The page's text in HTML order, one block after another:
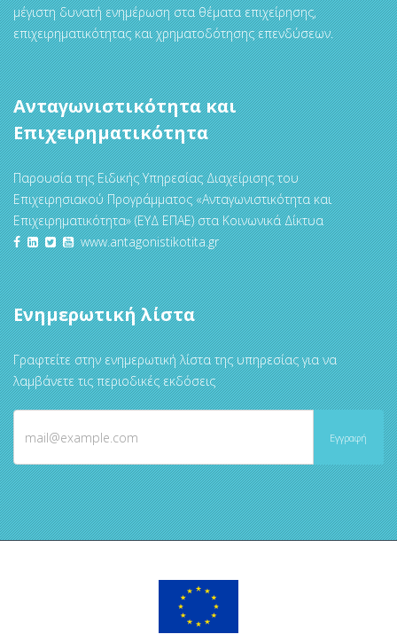
μέγιστη δυνατή ενημέρωση στα θέματα επιχείρησης,
επιχειρηματικότητας και χρηματοδότησης επενδύσεων.
Ανταγωνιστικότητα και
Επιχειρηματικότητα
Παρουσία της Ειδικής Υπηρεσίας Διαχείρισης του
Επιχειρησιακού Προγράμματος «Ανταγωνιστικότητα και
Επιχειρηματικότητα» (ΕΥΔ ΕΠΑΕ) στα Κοινωνικά Δίκτυα
www.antagonistikotita.gr
Ενημερωτική λίστα
Γραφτείτε στην ενημερωτική λίστα της υπηρεσίας για να
λαμβάνετε τις περιοδικές εκδόσεις